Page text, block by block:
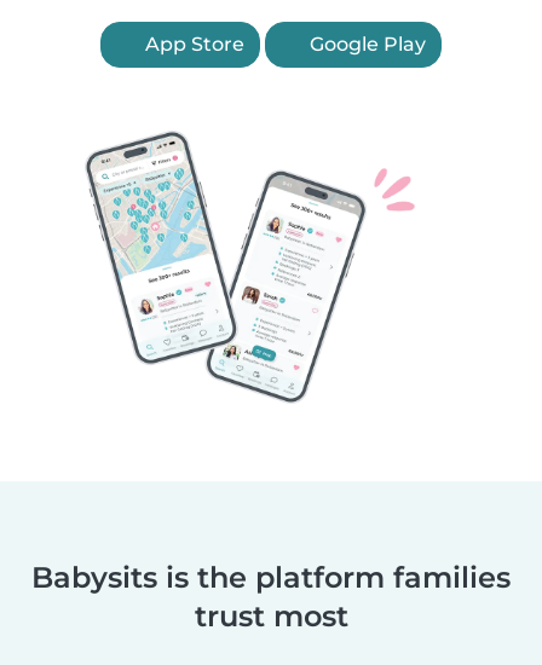
App Store Google Play
Babysits is the platform families
trust most